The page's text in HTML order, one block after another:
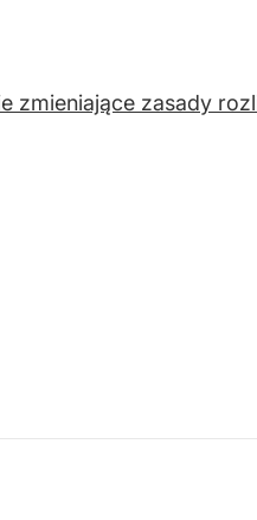
zmieniające zasady